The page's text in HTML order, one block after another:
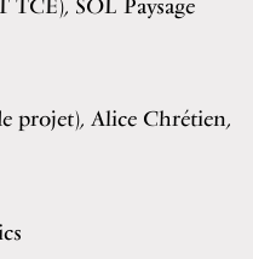
SOL Paysage
projet), Alice Chrétien,